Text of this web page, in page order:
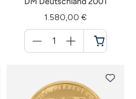
1.580,00 €
für
Warenkorb